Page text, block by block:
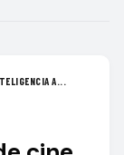
A...